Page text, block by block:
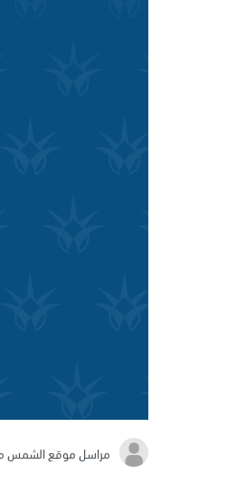
مراسل موقع الشمس